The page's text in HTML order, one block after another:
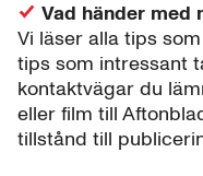
Vad händer med
Vi läser alla tips
tips som intressant
kontaktvägar du
eller film till
tillstånd till